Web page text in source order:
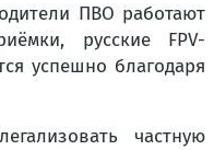
ПВО работают
русские FPV-
успешно благодаря
частную